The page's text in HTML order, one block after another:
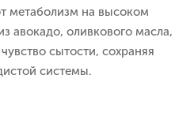
метаболизм на высоком
авокадо, оливкового масла,
сытости, сохраняя
системы.